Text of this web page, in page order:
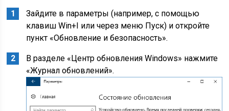
Зайдите в параметры (например, с помощью
клавиш Win+I или через меню Пуск) и откройте
пункт «Обновление и безопасность».
В разделе «Центр обновления Windows» нажмите
«Журнал обновлений».